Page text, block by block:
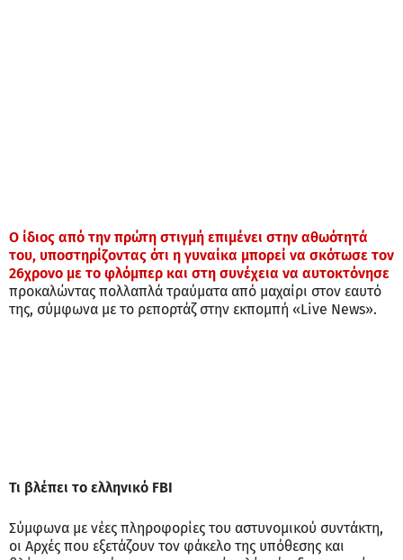
Ο ίδιος από την πρώτη στιγμή επιμένει στην αθωότητά
του, υποστηρίζοντας ότι η γυναίκα μπορεί να σκότωσε τον
26χρονο με το φλόμπερ και στη συνέχεια να αυτοκτόνησε
προκαλώντας πολλαπλά τραύματα από μαχαίρι στον εαυτό
της, σύμφωνα με το ρεπορτάζ στην εκπομπή «Live News».
Τι βλέπει το ελληνικό FBI
Σύμφωνα με νέες πληροφορίες του αστυνομικού συντάκτη,
οι Αρχές που εξετάζουν τον φάκελο της υπόθεσης και